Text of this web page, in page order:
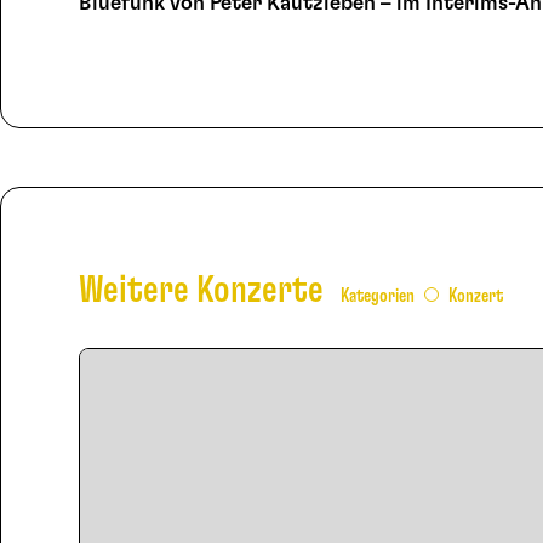
Weitere Konzerte Kategorien Konzert